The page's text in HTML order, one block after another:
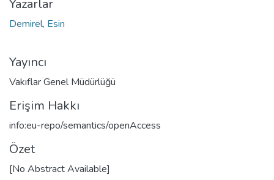
Yazarlar
Demirel, Esin
Yayıncı
Vakıflar Genel Müdürlüğü
Erişim Hakkı
info:eu-repo/semantics/openAccess
Özet
[No Abstract Available]